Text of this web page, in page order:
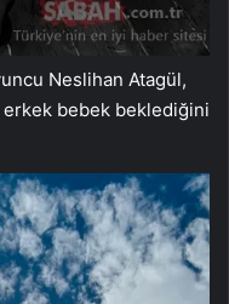
Neslihan Atagül,
erkek bebek beklediğini